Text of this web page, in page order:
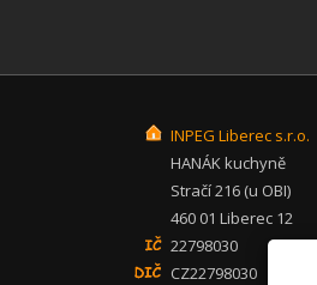
INPEG Liberec s.r.o.
HANÁK kuchyně
Stračí 216 (u OBI)
460 01 Liberec 12
22798030
CZ22798030